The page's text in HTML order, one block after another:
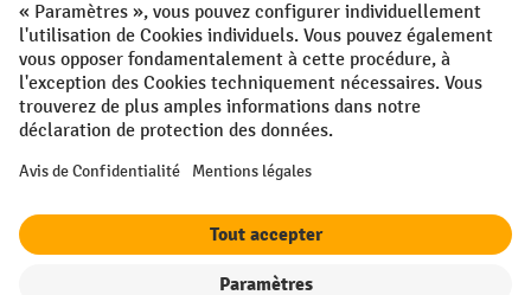
¹ La remise est valable jusqu'à épuisement des stocks. La remise ne
s'applique pas aux prix spéciaux. Il n'est pas possible de le combiner
avec d'autres réductions en pourcentage ou bons de réduction. | ² La
réduction sera accordée une seule fois lors de la première inscription
à la newsletter. Le code de réduction est valable pendant 10 jours et
nette minimale de 250,00 €. La réduction varie selon la catégorie de
électriques, les gerbeurs électriques, les chariots élévateurs
électriques et les outils sont exclus de cette promotion. La